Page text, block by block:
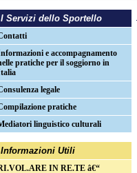
I Servizi dello Sportello
e accompagnamento
pratiche per il soggiorno in
legale
pratiche
linguistico culturali
Informazioni Utili
IN RE.TE â€“